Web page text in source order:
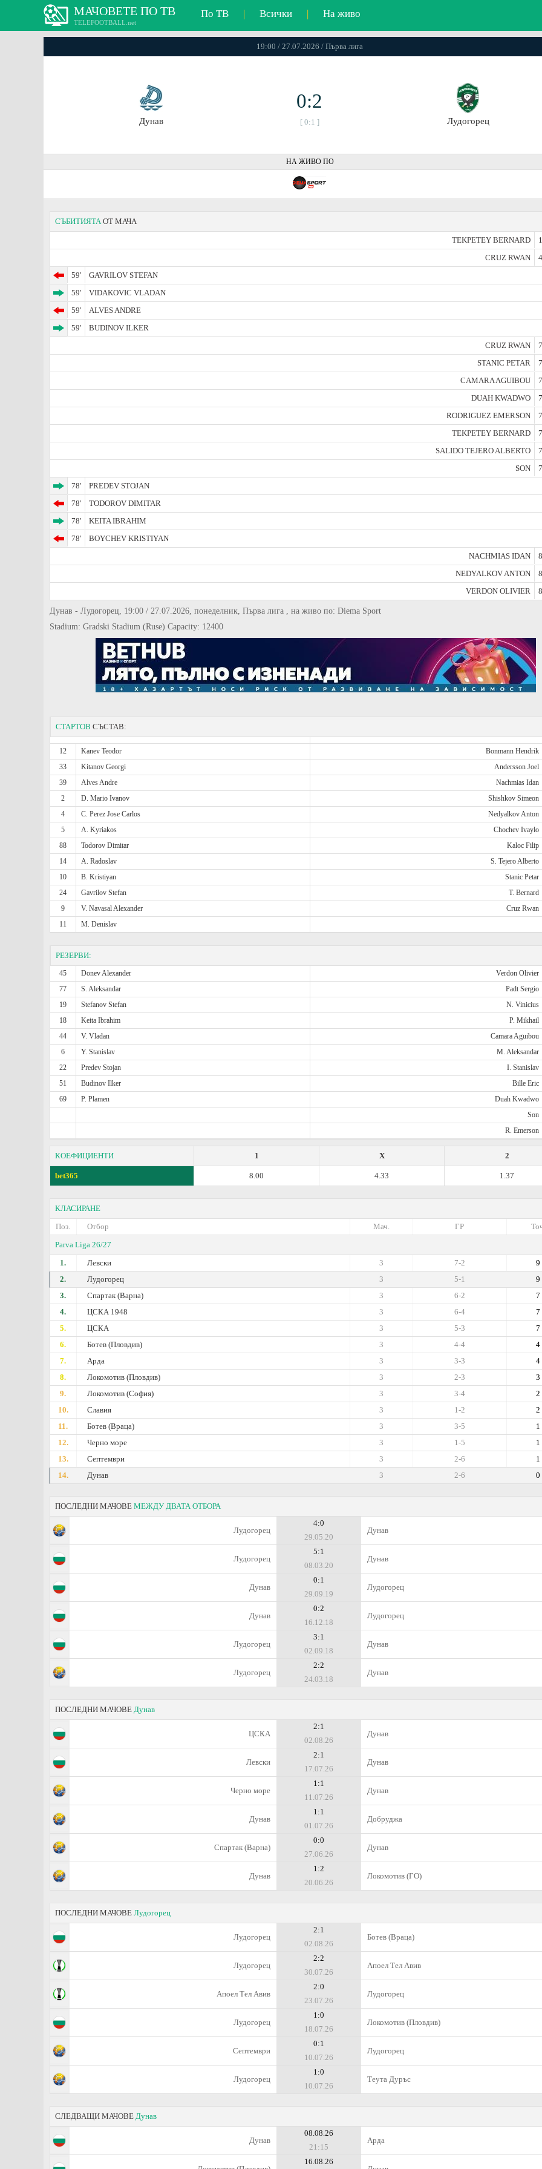
МАЧОВЕТЕ ПО ТВ
TELEFOOTBALL.net
По ТВ | Всички | На живо
19:00 / 27.07.2026 / Първа лига
Дунав
0:2
[ 0:1 ] Лудогорец
НА ЖИВО ПО
СЪБИТИЯТАОТ МАЧА
TEKPETEY BERNARD
CRUZ RWAN
59'
GAVRILOV STEFAN
59'
VIDAKOVIC VLADAN
59'
ALVES ANDRE
59'
BUDINOV ILKER
CRUZ RWAN
STANIC PETAR
CAMARA AGUIBOU
DUAH KWADWO
RODRIGUEZ EMERSON
TEKPETEY BERNARD
SALIDO TEJERO ALBERTO
SON
78'
PREDEV STOJAN
78'
TODOROV DIMITAR
78'
KEITA IBRAHIM
78'
BOYCHEV KRISTIYAN
NACHMIAS IDAN
NEDYALKOV ANTON
VERDON OLIVIER
Дунав - Лудогорец, 19:00 / 27.07.2026, понеделник, Първа лига , на живо по: Diema Sport
Stadium: Gradski Stadium (Ruse) Capacity: 12400
СТАРТОВ СЪСТАВ:
12 Kanev Teodor Bonmann Hendrik
33
Kitanov Georgi Andersson Joel
39
Alves Andre Nachmias Idan
2
D. Mario Ivanov Shishkov Simeon
4
C. Perez Jose Carlos Nedyalkov Anton
5
A. Kyriakos Chochev Ivaylo
88
Todorov Dimitar Kaloc Filip
14
A. Radoslav S. Tejero Alberto
10
B. Kristiyan Stanic Petar
24
Gavrilov Stefan T. Bernard
9
V. Navasal Alexander Cruz Rwan
11
M. Denislav
РЕЗЕРВИ:
45 Donev Alexander Verdon Olivier
77
S. Aleksandar Padt Sergio
19
Stefanov Stefan N. Vinicius
18
Keita Ibrahim P. Mikhail
44
V. Vladan Camara Aguibou
6
Y. Stanislav M. Aleksandar
22
Predev Stojan I. Stanislav
51
Budinov Ilker Bille Eric
69
P. Plamen Duah Kwadwo
Son
R. Emerson
КОЕФИЦИЕНТИ 2
X
1
bet365 1.37
4.33
8.00
КЛАСИРАНЕ
Поз.
Отбор ГР
Мач.
Parva Liga 26/27
1.
Левски 9
7-2
3
2.
Лудогорец 9
5-1
3
3.
Спартак (Варна) 7
6-2
3
4.
ЦСКА 1948 7
6-4
3
5.
ЦСКА 7
5-3
3
6.
Ботев (Пловдив) 4
4-4
3
7.
Арда 4
3-3
3
8.
Локомотив (Пловдив) 3
2-3
3
9.
Локомотив (София) 2
3-4
3
10.
Славия 2
1-2
3
11.
Ботев (Враца) 1
3-5
3
12.
Черно море 1
1-5
3
13.
Септември 1
2-6
3
14.
Дунав 0
2-6
3
ПОСЛЕДНИ МАЧОВЕ МЕЖДУ ДВАТА ОТБОРА
Лудогорец
4:0
29.05.20
Дунав
Лудогорец
5:1
08.03.20
Дунав
Дунав
0:1
29.09.19
Лудогорец
Дунав
0:2
16.12.18
Лудогорец
Лудогорец
3:1
02.09.18
Дунав
Лудогорец
2:2
24.03.18
Дунав
ПОСЛЕДНИ МАЧОВЕ Дунав
ЦСКА
2:1
02.08.26
Дунав
Левски
2:1
17.07.26
Дунав
Черно море
1:1
11.07.26
Дунав
Дунав
1:1
01.07.26
Добруджа
Спартак (Варна)
0:0
27.06.26
Дунав
Дунав
1:2
20.06.26
Локомотив (ГО)
ПОСЛЕДНИ МАЧОВЕ Лудогорец
Лудогорец
2:1
02.08.26
Ботев (Враца)
Лудогорец
2:2
30.07.26
Апоел Тел Авив
Апоел Тел Авив
2:0
23.07.26
Лудогорец
Лудогорец
1:0
18.07.26
Локомотив (Пловдив)
Септември
0:1
10.07.26
Лудогорец
Лудогорец
1:0
10.07.26
Теута Дуръс
СЛЕДВАЩИ МАЧОВЕ Дунав
Дунав
08.08.26
21:15
Арда
16.08.26